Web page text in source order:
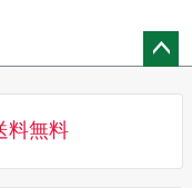
料無料